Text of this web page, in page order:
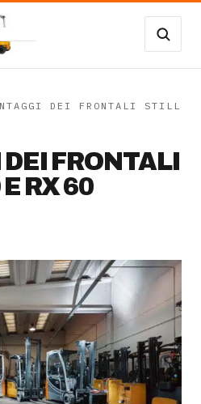
DEI FRONTALI STILL
DEI FRONTALI
RX 60